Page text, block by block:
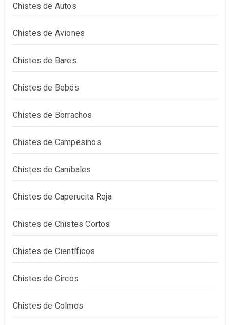
Chistes de Autos
Chistes de Aviones
Chistes de Bares
Chistes de Bebés
Chistes de Borrachos
Chistes de Campesinos
Chistes de Caníbales
Chistes de Caperucita Roja
Chistes de Chistes Cortos
Chistes de Científicos
Chistes de Circos
Chistes de Colmos